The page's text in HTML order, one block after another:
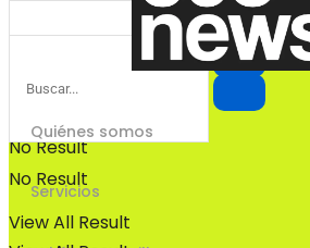
No Result
View All Result
No Result
Quiénes somos
Servicios